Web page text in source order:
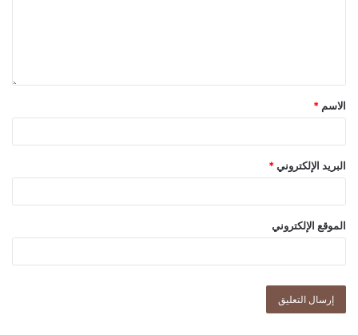
الاسم *
البريد الإلكتروني *
الموقع الإلكتروني